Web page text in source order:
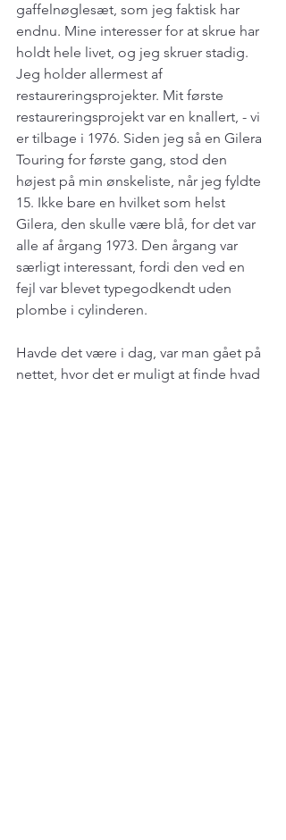
gaffelnøglesæt, som jeg faktisk har
endnu. Mine interesser for at skrue har
holdt hele livet, og jeg skruer stadig.
Jeg holder allermest af
restaureringsprojekter. Mit første
restaureringsprojekt var en knallert, - vi
er tilbage i 1976. Siden jeg så en Gilera
Touring for første gang, stod den
højest på min ønskeliste, når jeg fyldte
15. Ikke bare en hvilket som helst
Gilera, den skulle være blå, for det var
alle af årgang 1973. Den årgang var
særligt interessant, fordi den ved en
fejl var blevet typegodkendt uden
plombe i cylinderen.
Havde det være i dag, var man gået på
nettet, hvor det er muligt at finde hvad